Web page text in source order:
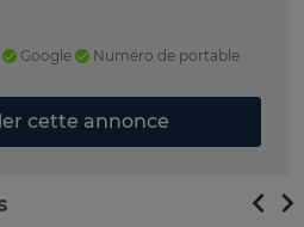
Google Numéro de portable
cette annonce